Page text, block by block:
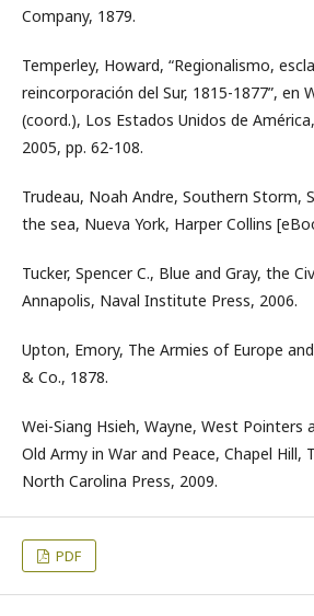
Company, 1879.
Temperley, Howard, “Regionalismo,
reincorporación del Sur, 1815-1877”, en
(coord.), Los Estados Unidos de
2005, pp. 62-108.
Trudeau, Noah Andre, Southern Storm,
the sea, Nueva York, Harper Collins
Tucker, Spencer C., Blue and Gray, the
Annapolis, Naval Institute Press, 2006.
Upton, Emory, The Armies of Europe
& Co., 1878.
Wei-Siang Hsieh, Wayne, West Pointers
Old Army in War and Peace, Chapel Hill,
North Carolina Press, 2009.
PDF